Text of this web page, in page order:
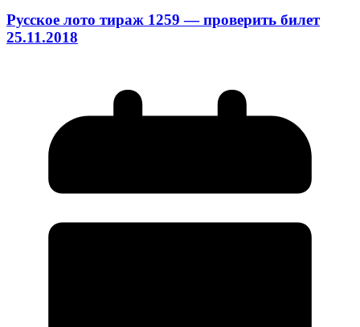
Русское лото тираж 1259 — проверить билет
25.11.2018